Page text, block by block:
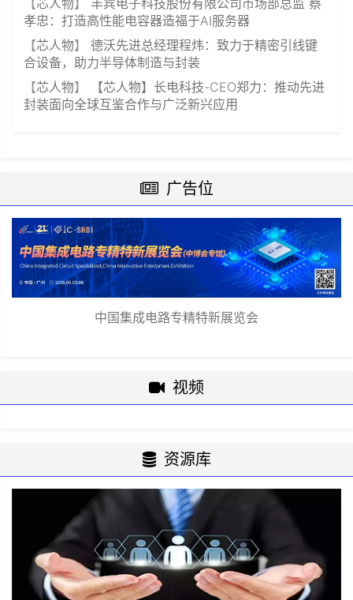
【芯人物】 丰宾电子科技股份有限公司市场部总监 蔡
孝忠：打造高性能电容器造福于AI服务器
【芯人物】 德沃先进总经理程炜：致力于精密引线键
合设备，助力半导体制造与封装
【芯人物】
【芯人物】长电科技-CEO郑力：推动先进
封装面向全球互鉴合作与广泛新兴应用
广告位
中国集成电路专精特新展览会
视频
资源库